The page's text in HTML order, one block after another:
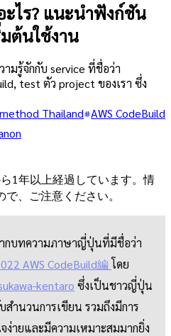
ะไร? แนะนำฟังก์ชัน
มต้นใช้งาน
มรู้จักกับ service ที่ชื่อว่า
test ตัว project ของเรา ซึ่ง
Thailand AWS CodeBuild
1年以上経過しています。情
、ご注意ください。
กบทความภาษาญี่ปุ่นที่มีชื่อว่า
AWS CodeBuild編โดย
kentaro ซึ่งเป็นชาวญี่ปุ่น
ำนวนการเขียน รวมถึงมีการ
ง่ายและมีความเหมาะสมมากยิ่ง